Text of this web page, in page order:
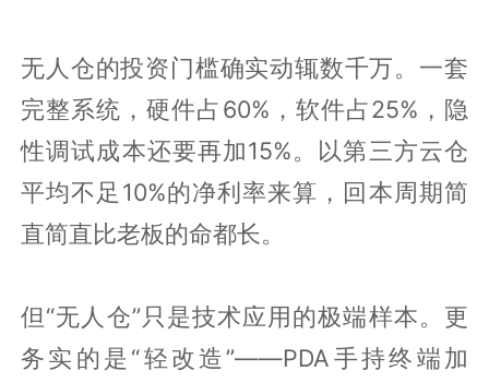
无人仓的投资门槛确实动辄数千万。一套
完整系统，硬件占60%，软件占25%，隐
性调试成本还要再加15%。以第三方云仓
平均不足10%的净利率来算，回本周期简
直简直比老板的命都长。
但“无人仓”只是技术应用的极端样本。更
务实的是“轻改造”——PDA手持终端加